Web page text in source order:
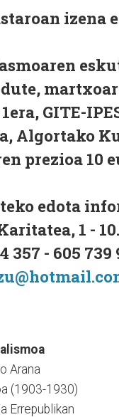
izena
GITE-
Algortako
prezioa 10
edota
1 -
357 - 605 739
Arana
(1903-1930)
Errepublikan